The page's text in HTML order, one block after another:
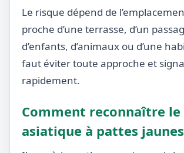
Le risque dépend de
proche d’une terrasse, d’un
d’enfants, d’animaux ou d’une
faut éviter toute approche et
rapidement.
Comment reconnaître
asiatique à pattes